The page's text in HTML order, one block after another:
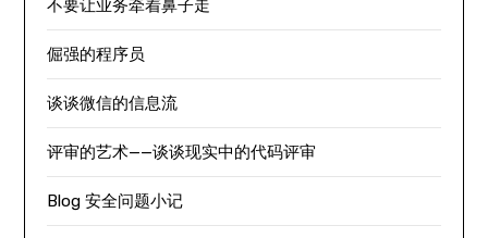
不要让业务牵着鼻子走
倔强的程序员
谈谈微信的信息流
评审的艺术——谈谈现实中的代码评审
Blog 安全问题小记